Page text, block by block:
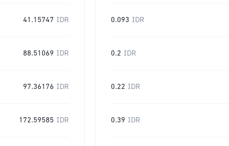
41.15747 IDR
88.51069 IDR
97.36176 IDR
172.59585 IDR
0.093 IDR
0.2 IDR
0.22 IDR
0.39 IDR